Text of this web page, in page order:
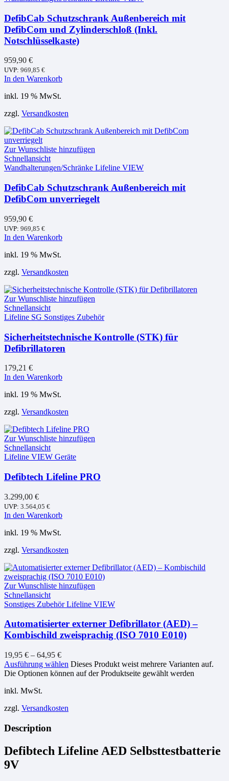
DefibCab Schutzschrank Außenbereich mit
DefibCom und Zylinderschloß (Inkl.
Notschlüsselkaste)
959,90 €
UVP: 969,85 €
In den Warenkorb
inkl. 19 % MwSt.
zzgl. Versandkosten
Zur Wunschliste hinzufügen
Schnellansicht
Wandhalterungen/Schränke Lifeline VIEW
DefibCab Schutzschrank Außenbereich mit
DefibCom unverriegelt
959,90 €
UVP: 969,85 €
In den Warenkorb
inkl. 19 % MwSt.
zzgl. Versandkosten
Zur Wunschliste hinzufügen
Schnellansicht
Lifeline SG Sonstiges Zubehör
Sicherheitstechnische Kontrolle (STK) für
Defibrillatoren
179,21 €
In den Warenkorb
inkl. 19 % MwSt.
zzgl. Versandkosten
Zur Wunschliste hinzufügen
Schnellansicht
Lifeline VIEW Geräte
Defibtech Lifeline PRO
3.299,00 €
UVP: 3.564,05 €
In den Warenkorb
inkl. 19 % MwSt.
zzgl. Versandkosten
Zur Wunschliste hinzufügen
Schnellansicht
Sonstiges Zubehör Lifeline VIEW
Automatisierter externer Defibrillator (AED) –
Kombischild zweisprachig (ISO 7010 E010)
19,95 € – 64,95 €
Ausführung wählen Dieses Produkt weist mehrere Varianten auf.
Die Optionen können auf der Produktseite gewählt werden
inkl. MwSt.
zzgl. Versandkosten
Description
Defibtech Lifeline AED Selbsttestbatterie
9V